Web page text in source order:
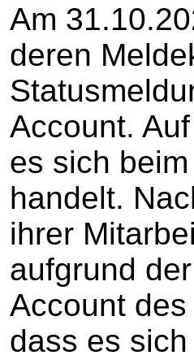
Am
deren
Account.
es sich
handelt.
ihrer
aufgrund
Account
dass es